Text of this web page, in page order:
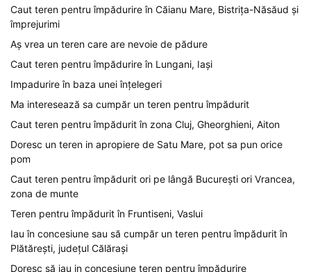
Caut teren pentru împădurire în Căianu Mare, Bistrița-Năsăud și
împrejurimi
Aș vrea un teren care are nevoie de pădure
Caut teren pentru împădurire în Lungani, Iași
Impadurire în baza unei înțelegeri
Ma interesează sa cumpăr un teren pentru împădurit
Caut teren pentru împădurit în zona Cluj, Gheorghieni, Aiton
Doresc un teren in apropiere de Satu Mare, pot sa pun orice
pom
Caut teren pentru împădurit ori pe lângă București ori Vrancea,
zona de munte
Teren pentru împădurit în Fruntiseni, Vaslui
Iau în concesiune sau să cumpăr un teren pentru împădurit în
Plătărești, județul Călărași
Doresc să iau in concesiune teren pentru împădurire